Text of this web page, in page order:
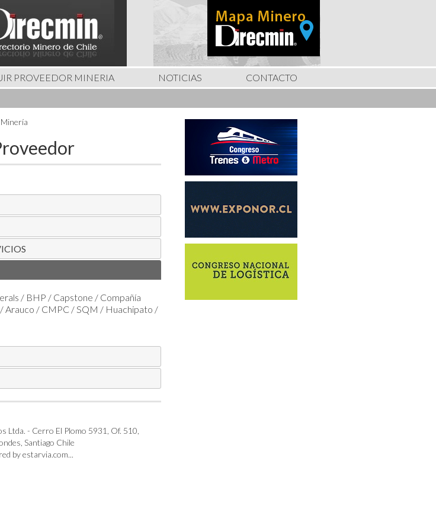
PROVEEDOR MINERIA NOTICIAS CONTACTO
/ BHP / Capstone / Compañía
Arauco / CMPC / SQM / Huachipato /
Ltda. - Cerro El Plomo 5931, Of. 510,
Santiago Chile
by estarvia.com...